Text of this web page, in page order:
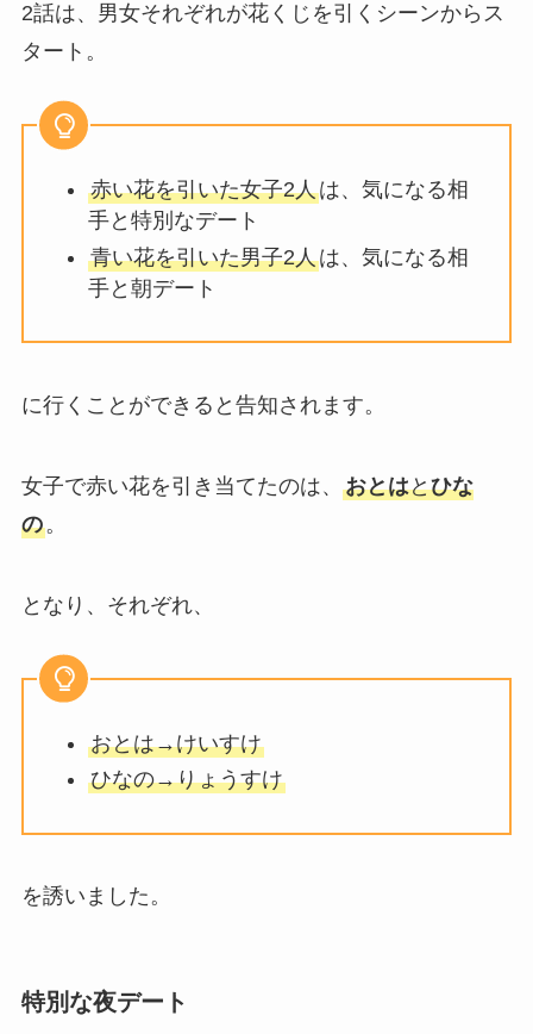
2話は、男女それぞれが花くじを引くシーンからス
タート。
赤い花を引いた女子2人は、気になる相
手と特別なデート
青い花を引いた男子2人は、気になる相
手と朝デート
に行くことができると告知されます。
女子で赤い花を引き当てたのは、 おとはとひな
の。
となり、それぞれ、
おとは→けいすけ
ひなの→りょうすけ
を誘いました。
特別な夜デート